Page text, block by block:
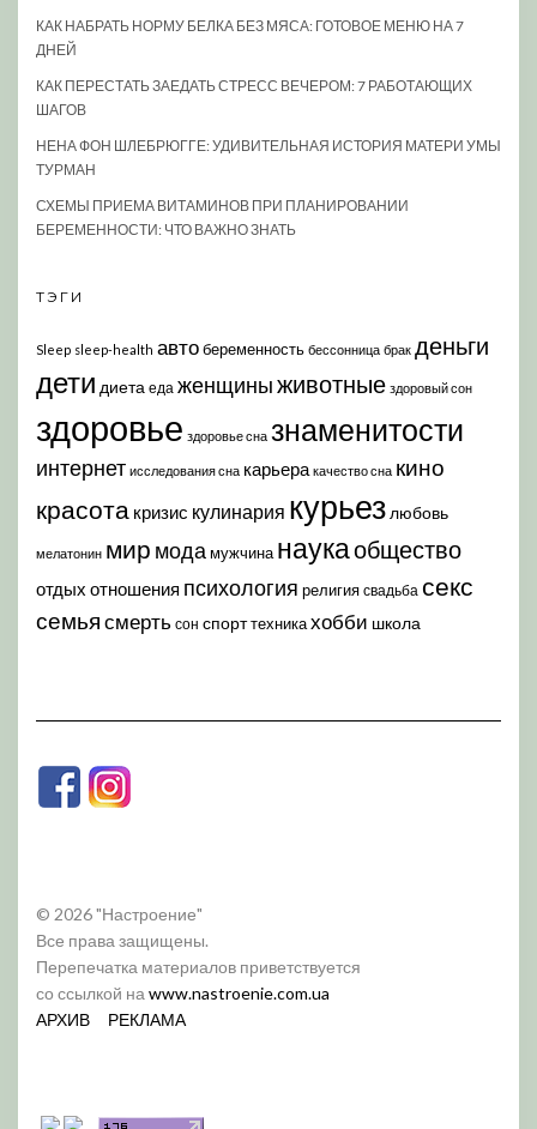
КАК НАБРАТЬ НОРМУ БЕЛКА БЕЗ МЯСА: ГОТОВОЕ МЕНЮ НА 7
ДНЕЙ
КАК ПЕРЕСТАТЬ ЗАЕДАТЬ СТРЕСС ВЕЧЕРОМ: 7 РАБОТАЮЩИХ
ШАГОВ
НЕНА ФОН ШЛЕБРЮГГЕ: УДИВИТЕЛЬНАЯ ИСТОРИЯ МАТЕРИ УМЫ
ТУРМАН
СХЕМЫ ПРИЕМА ВИТАМИНОВ ПРИ ПЛАНИРОВАНИИ
БЕРЕМЕННОСТИ: ЧТО ВАЖНО ЗНАТЬ
ТЭГИ
Sleep sleep-health автобеременность бессонница брак деньги
дети диета еда женщиныживотные здоровый сон
здоровье здоровье сна знаменитости
интернет исследования сна карьера качество сна кино
красота кризис кулинария курьез любовь
мелатонин мир модамужчина наукаобщество
отдых отношения психология религия свадьба секс
семья смерть сон спорттехникахобби школа
© 2026 "Настроение"
Все права защищены.
Перепечатка материалов приветствуется
со ссылкой на www.nastroenie.com.ua
АРХИВ
РЕКЛАМА